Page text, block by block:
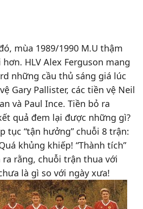
mùa 1989/1990 M.U thậm
HLV Alex Ferguson mang
những cầu thủ sáng giá lúc
Gary Pallister, các tiền vệ Neil
và Paul Ince. Tiền bỏ ra
quả đem lại được những gì?
tục “tận hưởng” chuỗi 8 trận:
khủng khiếp! “Thành tích”
rằng, chuỗi trận thua với
là gì so với ngày xưa!